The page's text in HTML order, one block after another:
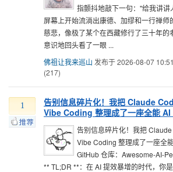
指颤抖地敲下一句："给我讲讲
屏幕上开始流淌出康德、加缪和一行禅
慈悲，像极了某个在西藏修行了三十年的
意识地回头看了一眼 ...
佛祖让我来巡山 发布于 2026-08-07 10:51
(217)
1
告别信息碎片化！我把 Claude
Vibe Coding 整理成了一座全能 AI
告别信息碎片化！我把
Vibe Coding 整理成了一座全
GitHub 仓库：Awesome-AI-
** TL;DR **：在 AI 提效暴增的时代，你